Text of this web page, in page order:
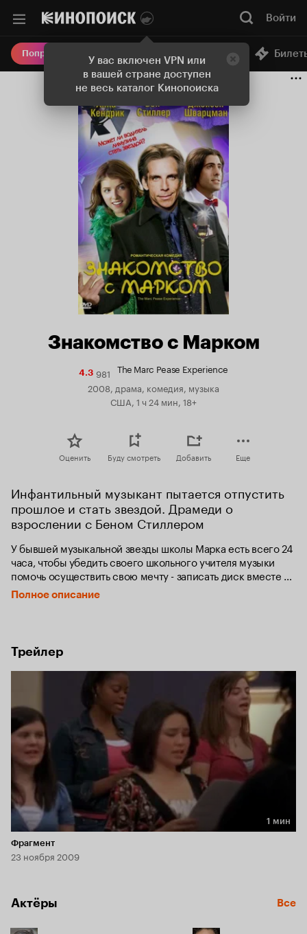
У вас включен VPN или
в вашей стране доступен
не весь каталог Кинопоиска
Войти
Попробовать Плюс Онлайн-кинотеатр
Знакомство с Марком
4.3Рейтинг
Кинопоиска
981 The Marc Pease Experience
2008, драма, комедия, музыка
США, 1 ч 24 мин, 18+
Оценить Буду смотреть Добавить Еще
Инфантильный музыкант пытается отпустить
прошлое и стать звездой. Драмеди о
взрослении с Беном Стиллером
У бывшей музыкальной звезды школы Марка есть всего 24
часа, чтобы убедить своего школьного учителя музыки
помочь осуществить свою мечту - записать диск вместе со
старыми школьными друзьями. Проблема в том, что Марк
закончил школу восемь лет назад и дни его школьной
Полное описание
Трейлер
Длительность 1 мин
1 мин
Фрагмент
23 ноября 2009
Актёры Все